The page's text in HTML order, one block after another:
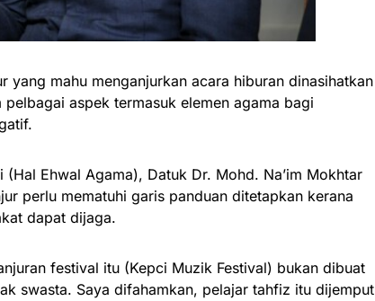
yang mahu menganjurkan acara hiburan dinasihatkan
aspek termasuk elemen agama bagi
Ehwal Agama), Datuk Dr. Mohd. Na’im Mokhtar
perlu mematuhi garis panduan ditetapkan kerana
dapat dijaga.
festival itu (Kepci Muzik Festival) bukan dibuat
swasta. Saya difahamkan, pelajar tahfiz itu dijemput